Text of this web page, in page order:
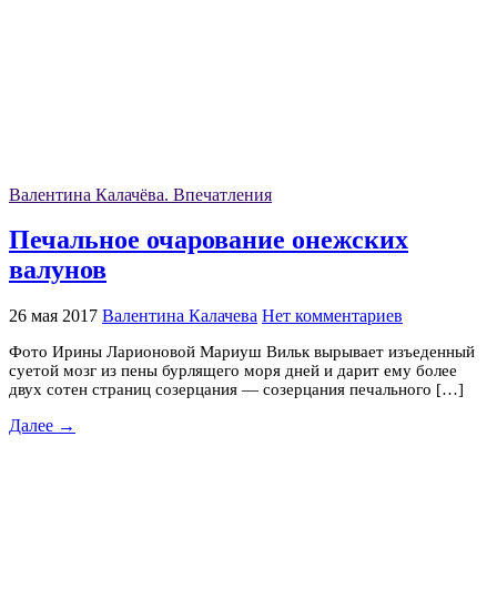
Валентина Калачёва. Впечатления
Печальное очарование онежских
валунов
26 мая 2017 Валентина Калачева Нет комментариев
Фото Ирины Ларионовой Мариуш Вильк вырывает изъеденный
суетой мозг из пены бурлящего моря дней и дарит ему более
двух сотен страниц созерцания — созерцания печального […]
Далее →